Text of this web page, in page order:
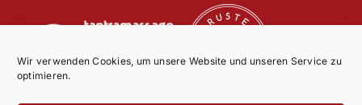
Wir verwenden Cookies, um unsere Website und unseren Service zu
optimieren.